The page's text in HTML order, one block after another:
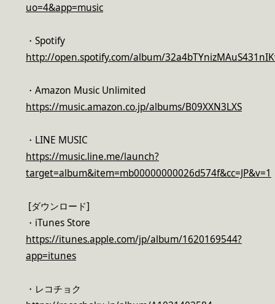
uo=4&app=music
・Spotify
http://open.spotify.com/album/
・Amazon Music Unlimited
https://music.amazon.co.jp/albums/B09XXN3LXS
・LINE MUSIC
https://music.line.me/launch?
target=album&item=mb00000000026d574f&cc=JP&v=1
[ダウンロード]
・iTunes Store
https://itunes.apple.com/jp/album/1620169544?
app=itunes
・レコチョク